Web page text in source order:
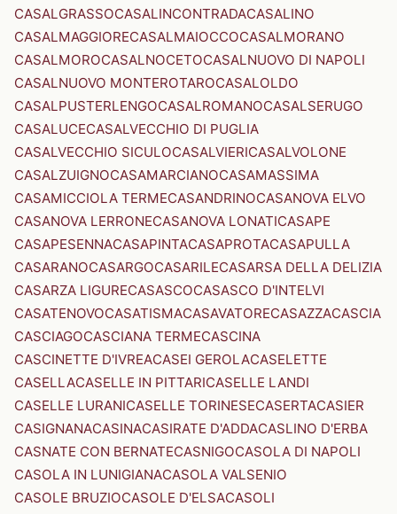
CASALGRASSOCASALINCONTRADACASALINO
CASALMAGGIORECASALMAIOCCOCASALMORANO
CASALMOROCASALNOCETOCASALNUOVO DI NAPOLI
CASALNUOVO MONTEROTAROCASALOLDO
CASALPUSTERLENGOCASALROMANOCASALSERUGO
CASALUCECASALVECCHIO DI PUGLIA
CASALVECCHIO SICULOCASALVIERICASALVOLONE
CASALZUIGNOCASAMARCIANOCASAMASSIMA
CASAMICCIOLA TERMECASANDRINOCASANOVA ELVO
CASANOVA LERRONECASANOVA LONATICASAPE
CASAPESENNACASAPINTACASAPROTACASAPULLA
CASARANOCASARGOCASARILECASARSA DELLA DELIZIA
CASARZA LIGURECASASCOCASASCO D'INTELVI
CASATENOVOCASATISMACASAVATORECASAZZACASCIA
CASCIAGOCASCIANA TERMECASCINA
CASCINETTE D'IVREACASEI GEROLACASELETTE
CASELLACASELLE IN PITTARICASELLE LANDI
CASELLE LURANICASELLE TORINESECASERTACASIER
CASIGNANACASINACASIRATE D'ADDACASLINO D'ERBA
CASNATE CON BERNATECASNIGOCASOLA DI NAPOLI
CASOLA IN LUNIGIANACASOLA VALSENIO
CASOLE BRUZIOCASOLE D'ELSACASOLI